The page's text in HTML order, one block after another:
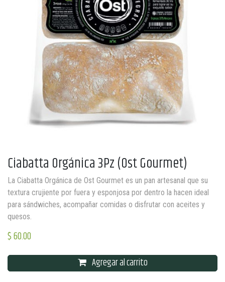
Ciabatta Orgánica 3Pz (Ost Gourmet)
La Ciabatta Orgánica de Ost Gourmet es un pan artesanal que su
textura crujiente por fuera y esponjosa por dentro la hacen ideal
para sándwiches, acompañar comidas o disfrutar con aceites y
quesos.
$60.00
Agregar al carrito